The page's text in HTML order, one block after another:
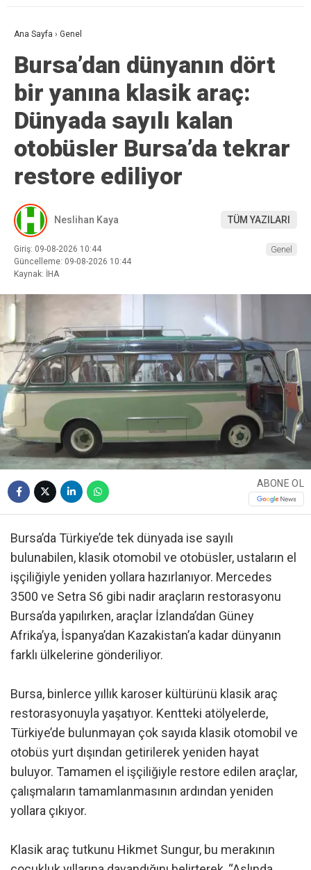
Ana Sayfa › Genel
Bursa’dan dünyanın dört
bir yanına klasik araç:
Dünyada sayılı kalan
otobüsler Bursa’da tekrar
restore ediliyor
Neslihan Kaya TÜM YAZILARI
Giriş: 09-08-2026 10:44
Güncelleme: 09-08-2026 10:44
Kaynak: İHA
Genel
ABONE OL
Bursa’da Türkiye’de tek dünyada ise sayılı
bulunabilen, klasik otomobil ve otobüsler, ustaların el
işçiliğiyle yeniden yollara hazırlanıyor. Mercedes
3500 ve Setra S6 gibi nadir araçların restorasyonu
Bursa’da yapılırken, araçlar İzlanda’dan Güney
Afrika’ya, İspanya’dan Kazakistan’a kadar dünyanın
farklı ülkelerine gönderiliyor.
Bursa, binlerce yıllık karoser kültürünü klasik araç
restorasyonuyla yaşatıyor. Kentteki atölyelerde,
Türkiye’de bulunmayan çok sayıda klasik otomobil ve
otobüs yurt dışından getirilerek yeniden hayat
buluyor. Tamamen el işçiliğiyle restore edilen araçlar,
çalışmaların tamamlanmasının ardından yeniden
yollara çıkıyor.
Klasik araç tutkunu Hikmet Sungur, bu merakının